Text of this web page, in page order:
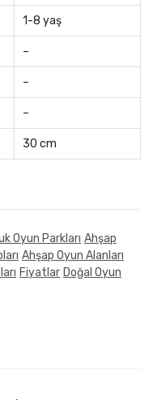
1-8 yaş
–
–
–
30 cm
Oyun Parkları Ahşap
Ahşap Oyun Alanları
Fiyatlar Doğal Oyun